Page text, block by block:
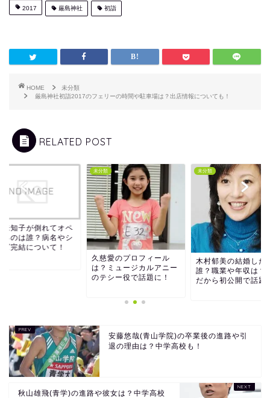
2017 厳島神社 初詣
HOME
未分類
厳島神社初詣2017のフェリーの時間や駐車場は？出店情報についても！
RELATED POST
未知子が倒れてオペ
るのは誰？病名やシ
ズ完結について！
未分類
久慈愛のプロフィール
は？ミュージカルアニー
のテシー役で話題に！
未分類
木村郁美の結婚した
誰？職業や年収は？
だから初公開で話題
安藤悠哉(青山学院)の卒業後の進路や引
退の理由は？中学高校も！
秋山雄飛(青学)の進路や彼女は？中学高校